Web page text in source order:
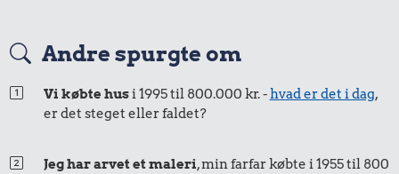
499 kr.
Samlet pris i 2026
Udvalgte varer fra danskernes indkøbskurv gennem tiderne.
i 2020
Andre spurgte om
Vi købte husi 1995 til 800.000 kr. -hvad er det i dag,
er det steget eller faldet?
Jeg har arvet et maleri, min farfar købte i 1955 til 800